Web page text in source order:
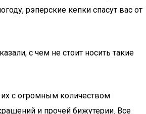
рэперские кепки спасут вас от
с чем не стоит носить такие
их с огромным количеством
и прочей бижутерии. Все